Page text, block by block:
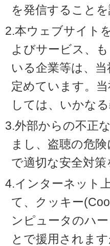
を発信すること
2.本ウェブサイト
よびサービス、
いる企業等は、
定めています。
しては、いかな
3.外部からの不正
まし、盗聴の危
で適切な安全対
4.インターネット
て、クッキー
ンピュータのハ
とで援用されま